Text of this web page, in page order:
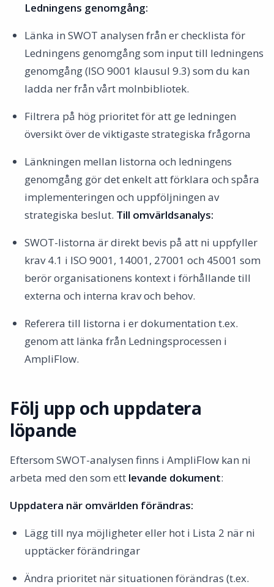
Ledningens genomgång:
Länka in SWOT analysen från er checklista för
Ledningens genomgång som input till ledningens
genomgång (ISO 9001 klausul 9.3) som du kan
ladda ner från vårt molnbibliotek.
Filtrera på hög prioritet för att ge ledningen
översikt över de viktigaste strategiska frågorna
Länkningen mellan listorna och ledningens
genomgång gör det enkelt att förklara och spåra
implementeringen och uppföljningen av
strategiska beslut. Till omvärldsanalys:
SWOT-listorna är direkt bevis på att ni uppfyller
krav 4.1 i ISO 9001, 14001, 27001 och 45001 som
berör organisationens kontext i förhållande till
externa och interna krav och behov.
Referera till listorna i er dokumentation t.ex.
genom att länka från Ledningsprocessen i
AmpliFlow.
Följ upp och uppdatera
löpande
Eftersom SWOT-analysen finns i AmpliFlow kan ni
arbeta med den som ett levande dokument:
Uppdatera när omvärlden förändras:
Lägg till nya möjligheter eller hot i Lista 2 när ni
upptäcker förändringar
Ändra prioritet när situationen förändras (t.ex.